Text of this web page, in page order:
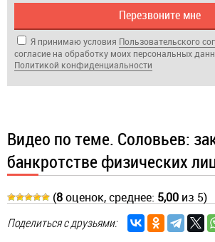
Я принимаю условия Пользовательского
согласие на обработку моих персональных
Политикой кон­фи­ден­циа­ль­нос­ти
Видео по теме. Соловьев:
банкротстве физических
(8оценок, среднее: 5,00 из 5)
Поделиться с друзьями: